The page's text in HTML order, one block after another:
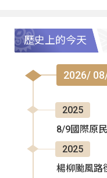
歷史上的今天
2026/
2025
8/9國際原
2025
楊柳颱風路